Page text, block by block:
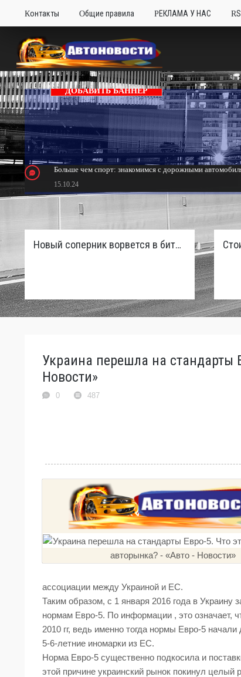
Контакты Общие правила РЕКЛАМА У НАС
ДОБАВИТЬ БАННЕР
Больше чем спорт: знакомимся с дорожными
15.10.24
Тюнинг Mitsubishi Eclipse. Самый быстрый передний
Новый соперник ворвется в битву пикапов: Sinotruk S7 с дизелем и 4×4 готовят к старту в России
Украина перешла на стандарты
Новости»
0 487
ассоциации между Украиной и ЕС.
Таким образом, с 1 января 2016 года в Украину
нормам Евро-5. По информации , это означает,
2010 гг, ведь именно тогда нормы Евро-5
5-6-летние иномарки из ЕС.
Норма Евро-5 существенно подкосила и
этой причине украинский рынок покинул целый